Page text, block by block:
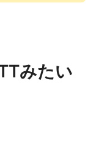
みたい